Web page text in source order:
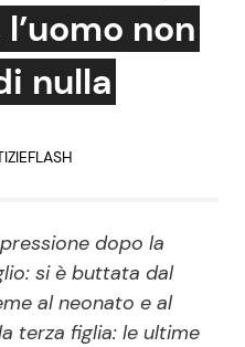
Coppie VIP
Fiction e Serie TV
Soap Opera
non
nulla
dopo la
si è buttata dal
al neonato e al
terza figlia: le ultime